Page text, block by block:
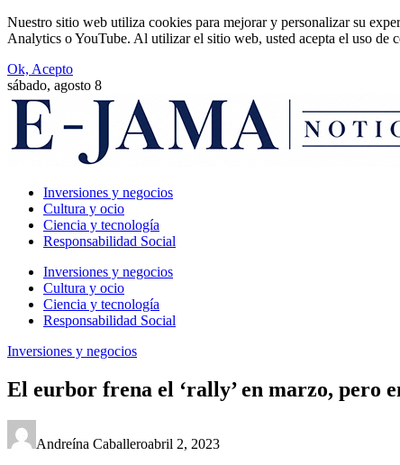
Nuestro sitio web utiliza cookies para mejorar y personalizar su
Analytics o YouTube. Al utilizar el sitio web, usted acepta el uso de
Ok, Acepto
sábado, agosto 8
Inversiones y negocios
Cultura y ocio
Ciencia y tecnología
Responsabilidad Social
Inversiones y negocios
Cultura y ocio
Ciencia y tecnología
Responsabilidad Social
Inversiones y negocios
El eurbor frena el ‘rally’ en marzo, pero
Andreína Caballeroabril 2, 2023